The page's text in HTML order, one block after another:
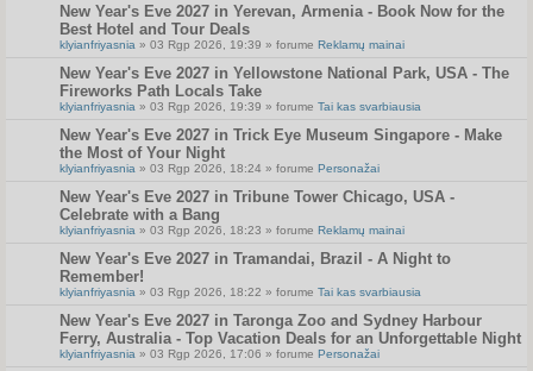
New Year's Eve 2027 in Yerevan, Armenia - Book Now for the
Best Hotel and Tour Deals
klyianfriyasnia » 03 Rgp 2026, 19:39 » forume Reklamų mainai
New Year's Eve 2027 in Yellowstone National Park, USA - The
Fireworks Path Locals Take
klyianfriyasnia » 03 Rgp 2026, 19:39 » forume Tai kas svarbiausia
New Year's Eve 2027 in Trick Eye Museum Singapore - Make
the Most of Your Night
klyianfriyasnia » 03 Rgp 2026, 18:24 » forume Personažai
New Year's Eve 2027 in Tribune Tower Chicago, USA -
Celebrate with a Bang
klyianfriyasnia » 03 Rgp 2026, 18:23 » forume Reklamų mainai
New Year's Eve 2027 in Tramandai, Brazil - A Night to
Remember!
klyianfriyasnia » 03 Rgp 2026, 18:22 » forume Tai kas svarbiausia
New Year's Eve 2027 in Taronga Zoo and Sydney Harbour
Ferry, Australia - Top Vacation Deals for an Unforgettable Night
klyianfriyasnia » 03 Rgp 2026, 17:06 » forume Personažai